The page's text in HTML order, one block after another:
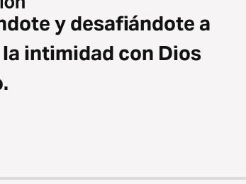
y desafiándote a
intimidad con Dios